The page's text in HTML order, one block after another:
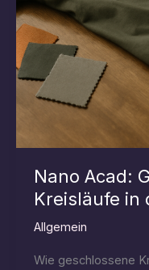
Nano Acad:
Kreisläufe in
Allgemein
Wie geschlossene